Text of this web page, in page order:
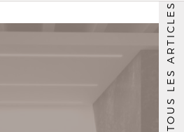
TOUS LES ARTICLES